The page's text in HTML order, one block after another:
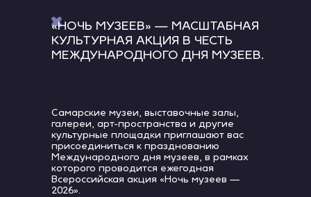
Самарские музеи, выставочные залы,
галереи, арт-пространства и другие
культурные площадки приглашают вас
присоединиться к празднованию
Международного дня музеев, в рамках
которого проводится ежегодная
Всероссийская акция «Ночь музеев —
2026».
«НОЧЬ МУЗЕЕВ» — МАСШТАБНАЯ
КУЛЬТУРНАЯ АКЦИЯ В ЧЕСТЬ
МЕЖДУНАРОДНОГО ДНЯ МУЗЕЕВ.